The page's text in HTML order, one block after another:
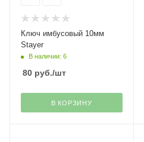
Ключ имбусовый 10мм
Stayer
В наличии: 6
80 руб./шт
В КОРЗИНУ